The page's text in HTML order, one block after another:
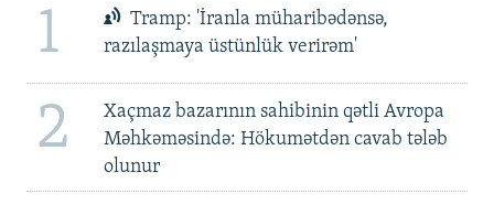
1
Tramp: 'İranla müharibədənsə,
razılaşmaya üstünlük verirəm'
2
Xaçmaz bazarının sahibinin qətli Avropa
Məhkəməsində: Hökumətdən cavab tələb
olunur